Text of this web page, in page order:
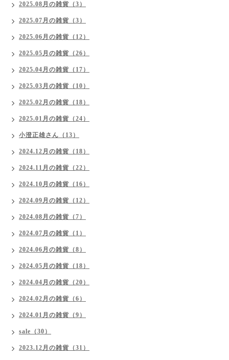
2025.08月の雑貨（3）
2025.07月の雑貨（3）
2025.06月の雑貨（12）
2025.05月の雑貨（26）
2025.04月の雑貨（17）
2025.03月の雑貨（10）
2025.02月の雑貨（18）
2025.01月の雑貨（24）
小澄正雄さん（13）
2024.12月の雑貨（18）
2024.11月の雑貨（22）
2024.10月の雑貨（16）
2024.09月の雑貨（12）
2024.08月の雑貨（7）
2024.07月の雑貨（1）
2024.06月の雑貨（8）
2024.05月の雑貨（18）
2024.04月の雑貨（20）
2024.02月の雑貨（6）
2024.01月の雑貨（9）
sale（30）
2023.12月の雑貨（31）